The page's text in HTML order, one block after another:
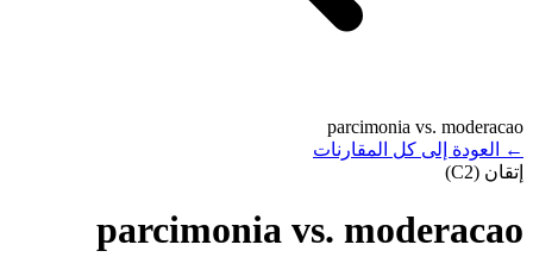
parcimonia vs. moderacao
←
العودة إلى كل المقارنات
إتقان (C2)
parcimonia vs. moderacao